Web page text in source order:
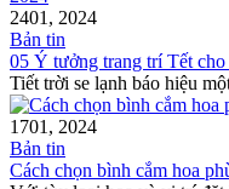
2401, 2024
Bản tin
05 Ý tưởng trang trí Tết
Tiết trời se lạnh báo hiệu
1701, 2024
Bản tin
Cách chọn bình cắm hoa